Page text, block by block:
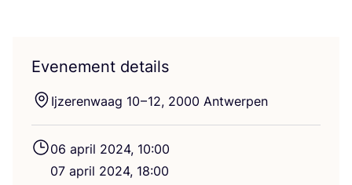
Evenement details
Ijze­ren­waag 10–12, 2000 Antwerpen
06 april 2024, 10:00
07 april 2024, 18:00